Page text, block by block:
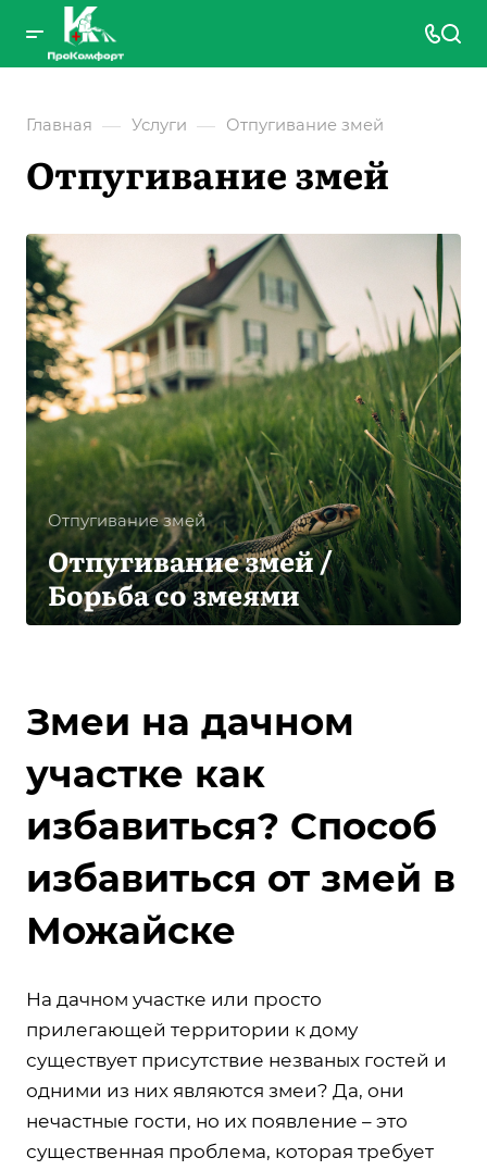
Главная — Услуги — Отпугивание змей
Отпугивание змей
Отпугивание змей
Отпугивание змей /
Борьба со змеями
Змеи на дачном
участке как
избавиться? Способ
избавиться от змей в
Можайске
На дачном участке или просто
прилегающей территории к дому
существует присутствие незваных гостей и
одними из них являются змеи? Да, они
нечастные гости, но их появление – это
существенная проблема, которая требует